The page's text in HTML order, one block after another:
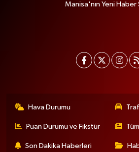
Manisa'nın Yeni Haber
Hava Durumu
Puan Durumu ve Fikstür
Son Dakika Haberleri